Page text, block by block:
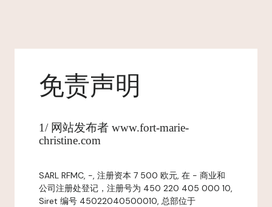
免责声明
1/ 网站发布者 www.fort-marie-
christine.com
SARL RFMC, -, 注册资本 7 500 欧元, 在 - 商业和
公司注册处登记，注册号为 450 220 405 000 10,
Siret 编号 45022040500010, 总部位于